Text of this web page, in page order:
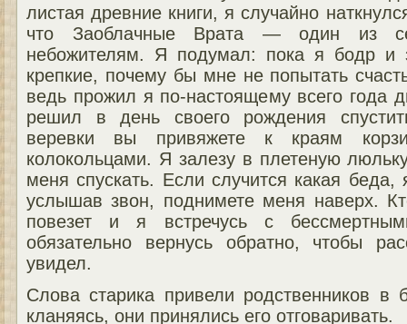
листая древние книги, я случайно
что Заоблачные Врата — один из
небожителям. Я подумал: пока я бодр и
крепкие, почему бы мне не попытать
ведь прожил я по-настоящему всего года
решил в день своего рождения
веревки вы привяжете к краям
колокольцами. Я залезу в плетеную
меня спускать. Если случится какая
услышав звон, поднимете меня наверх.
повезет и я встречусь с
обязательно вернусь обратно, чтобы
увидел.
Слова старика привели родственников в
кланяясь, они принялись его отговаривать.